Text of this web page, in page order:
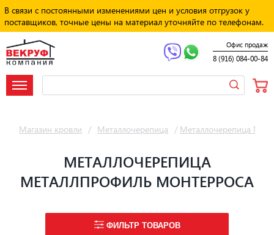
В связи с постоянными изменениями цен и условия отгрузок у
поставщиков, точные цены на материал уточняйте по телефонам.
Офис продаж
8 (916) 084-00-84
Магазин кровли / Металлочерепица / Металлочерепица
МЕТАЛЛОЧЕРЕПИЦА
МЕТАЛЛПРОФИЛЬ МОНТЕРРОСА
ФИЛЬТР ТОВАРОВ